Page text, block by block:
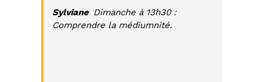
Sylviane Dimanche à 13h30 :
Comprendre la médiumnité.